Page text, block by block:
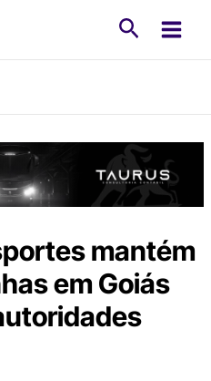
mantém
em Goiás